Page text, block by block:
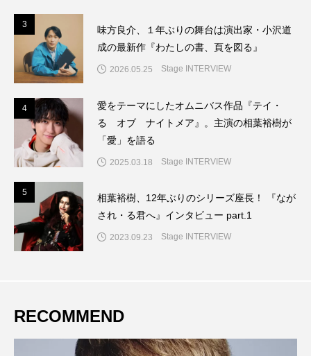
3
味方良介、１年ぶりの舞台は演出家・小沢道
成の最新作『わたしの書、頁を図る』
2026.05.25 Stage INTERVIEW
4
愛をテーマにしたオムニバス作品『テイ・
る オブ ナイトメア』。主演の相葉裕樹が
「愛」を語る
2025.03.18 Stage INTERVIEW
5
相葉裕樹、12年ぶりのシリーズ座長！ 『なが
され・る君へ』インタビュー part.1
2023.09.23 Stage INTERVIEW
RECOMMEND